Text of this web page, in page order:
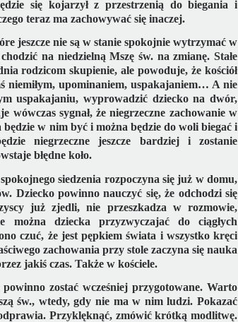
się kojarzył z przestrzenią do biegania i
teraz ma zachowywać się inaczej.
jeszcze nie są w stanie spokojnie wytrzymać w
na niedzielną Mszę św. na zmianę. Stałe
rodzicom skupienie, ale powoduje, że kościół
niemiłym, upominaniem, uspakajaniem… A nie
uspakajaniu, wyprowadzić dziecko na dwór,
wówczas sygnał, że niegrzeczne zachowanie w
w nim być i można będzie do woli biegać i
niegrzeczne jeszcze bardziej i zostanie
błędne koło.
siedzenia rozpoczyna się już w domu,
Dziecko powinno nauczyć się, że odchodzi się
już zjedli, nie przeszkadza w rozmowie,
można dziecka przyzwyczajać do ciągłych
czuć, że jest pępkiem świata i wszystko kręci
zachowania przy stole zaczyna się nauka
jakiś czas. Także w kościele.
zostać wcześniej przygotowane. Warto
św., wtedy, gdy nie ma w nim ludzi. Pokazać
Przyklęknąć, zmówić krótką modlitwę.